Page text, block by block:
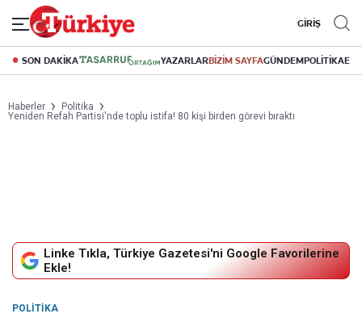
GİRİŞ
SON DAKİKA YAZARLARBİZİM SAYFAGÜNDEMPOLİTİKA
Haberler
Politika
Yeniden Refah Partisi'nde toplu istifa! 80 kişi birden görevi bıraktı
Linke Tıkla, Türkiye Gazetesi'ni Google Favorilerine
Ekle!
POLITIKA